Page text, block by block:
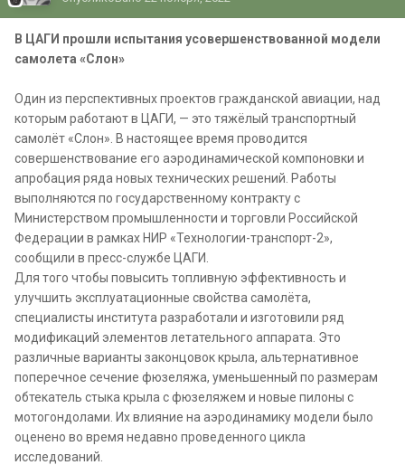
В ЦАГИ прошли испытания усовершенствованной модели
самолета «Слон»
Один из перспективных проектов гражданской авиации, над
которым работают в ЦАГИ, — это тяжёлый транспортный
самолёт «Слон». В настоящее время проводится
совершенствование его аэродинамической компоновки и
апробация ряда новых технических решений. Работы
выполняются по государственному контракту с
Министерством промышленности и торговли Российской
Федерации в рамках НИР «Технологии-транспорт-2»,
сообщили в пресс-службе ЦАГИ.
Для того чтобы повысить топливную эффективность и
улучшить эксплуатационные свойства самолёта,
специалисты института разработали и изготовили ряд
модификаций элементов летательного аппарата. Это
различные варианты законцовок крыла, альтернативное
поперечное сечение фюзеляжа, уменьшенный по размерам
обтекатель стыка крыла с фюзеляжем и новые пилоны с
мотогондолами. Их влияние на аэродинамику модели было
оценено во время недавно проведенного цикла
исследований.